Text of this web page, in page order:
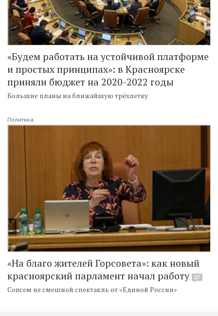
«Будем работать на устойчивой платформе
и простых принципах»: в Красноярске
приняли бюджет на 2020-2022 годы
Большие планы на ближайшую трёхлетку
Политика
«На благо жителей Горсовета»: как новый
красноярский парламент начал работу
27
Совсем не смешной спектакль от «Единой России»